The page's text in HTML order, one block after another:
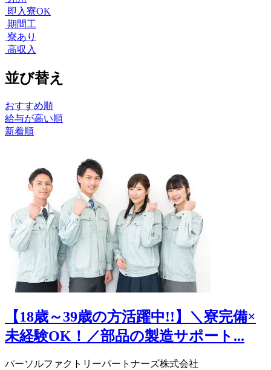
即入寮OK
期間工
寮あり
高収入
並び替え
おすすめ順
給与が高い順
新着順
【18歳～39歳の方活躍中!!】＼寮完備×
未経験OK！／部品の製造サポート...
パーソルファクトリーパートナーズ株式会社